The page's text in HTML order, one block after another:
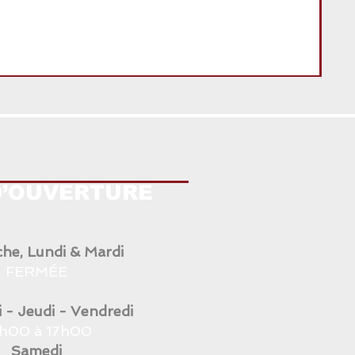
Lundi & Mardi
- Jeudi - Vendredi
Samedi